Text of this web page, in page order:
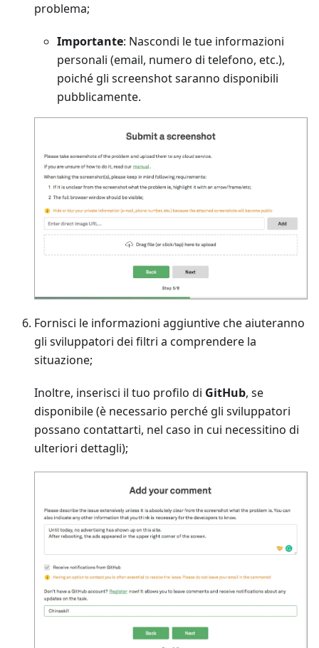
problema;
Importante: Nascondi le tue informazioni
personali (email, numero di telefono, etc.),
poiché gli screenshot saranno disponibili
pubblicamente.
Fornisci le informazioni aggiuntive che aiuteranno
gli sviluppatori dei filtri a comprendere la
situazione;
Inoltre, inserisci il tuo profilo di GitHub, se
disponibile (è necessario perché gli sviluppatori
possano contattarti, nel caso in cui necessitino di
ulteriori dettagli);